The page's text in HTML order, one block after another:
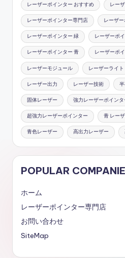
レーザーポインター おすすめ レー
レーザーポインター専門店 レーザ
レーザーポインター 緑 レーザーポ
レーザーポインター 青 レーザーポ
レーザーモジュール レーザーライト
レーザー出力 レーザー技術
固体レーザー 強力レーザーポインタ
超強力レーザーポインター 青 レー
青色レーザー 高出力レーザー
POPULAR
ホーム
レーザーポインター専門店
お問い合わせ
SiteMap